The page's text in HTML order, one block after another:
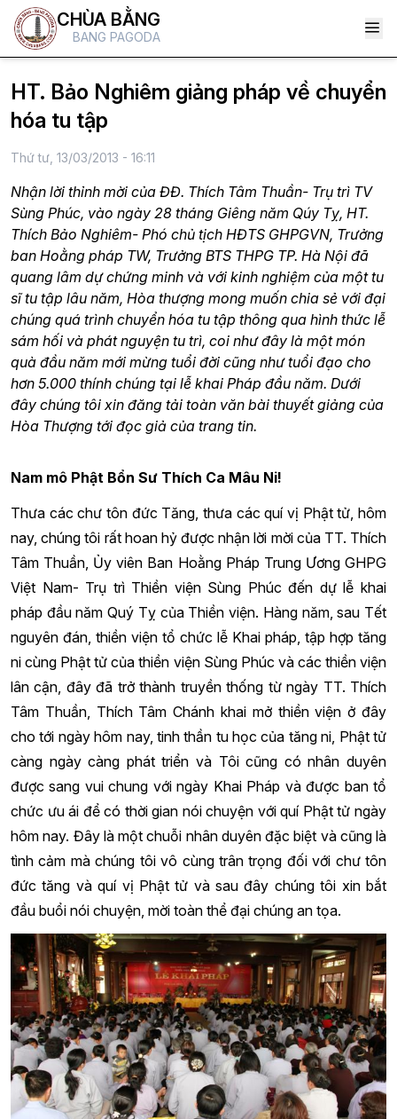
CHÙA BẰNG
BANG PAGODA
HT. Bảo Nghiêm giảng pháp về chuyển
hóa tu tập
Thứ tư, 13/03/2013 - 16:11
Nhận lời thỉnh mời của ĐĐ. Thích Tâm Thuần- Trụ trì TV
Sùng Phúc, vào ngày 28 tháng Giêng năm Qúy Tỵ, HT.
Thích Bảo Nghiêm- Phó chủ tịch HĐTS GHPGVN, Trưởng
ban Hoằng pháp TW, Trưởng BTS THPG TP. Hà Nội đã
quang lâm dự chứng minh và với kinh nghiệm của một tu
sĩ tu tập lâu năm, Hòa thượng mong muốn chia sẻ với đại
chúng quá trình chuyển hóa tu tập thông qua hình thức lễ
sám hối và phát nguyện tu trì, coi như đây là một món
quà đầu năm mới mừng tuổi đời cũng như tuổi đạo cho
hơn 5.000 thính chúng tại lễ khai Pháp đầu năm. Dưới
đây chúng tôi xin đăng tải toàn văn bài thuyết giảng của
Hòa Thượng tới đọc giả của trang tin.
Nam mô Phật Bổn Sư Thích Ca Mâu Ni!
Thưa các chư tôn đức Tăng, thưa các quí vị Phật tử, hôm
nay, chúng tôi rất hoan hỷ được nhận lời mời của TT. Thích
Tâm Thuần, Ủy viên Ban Hoằng Pháp Trung Ương GHPG
Việt Nam- Trụ trì Thiền viện Sùng Phúc đến dự lễ khai
pháp đầu năm Quý Tỵ của Thiền viện. Hàng năm, sau Tết
nguyên đán, thiền viện tổ chức lễ Khai pháp, tập hợp tăng
ni cùng Phật tử của thiền viện Sùng Phúc và các thiền viện
lân cận, đây đã trở thành truyền thống từ ngày TT. Thích
Tâm Thuần, Thích Tâm Chánh khai mở thiền viện ở đây
cho tới ngày hôm nay, tinh thần tu học của tăng ni, Phật tử
càng ngày càng phát triển và Tôi cũng có nhân duyên
được sang vui chung với ngày Khai Pháp và được ban tổ
chức ưu ái để có thời gian nói chuyện với quí Phật tử ngày
hôm nay. Đây là một chuỗi nhân duyên đặc biệt và cũng là
tình cảm mà chúng tôi vô cùng trân trọng đối với chư tôn
đức tăng và quí vị Phật tử và sau đây chúng tôi xin bắt
đầu buổi nói chuyện, mời toàn thể đại chúng an tọa.